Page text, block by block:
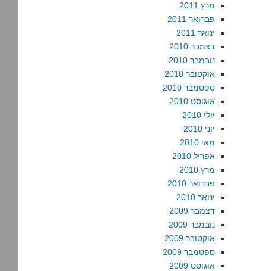
מרץ 2011
פברואר 2011
ינואר 2011
דצמבר 2010
נובמבר 2010
אוקטובר 2010
ספטמבר 2010
אוגוסט 2010
יולי 2010
יוני 2010
מאי 2010
אפריל 2010
מרץ 2010
פברואר 2010
ינואר 2010
דצמבר 2009
נובמבר 2009
אוקטובר 2009
ספטמבר 2009
אוגוסט 2009